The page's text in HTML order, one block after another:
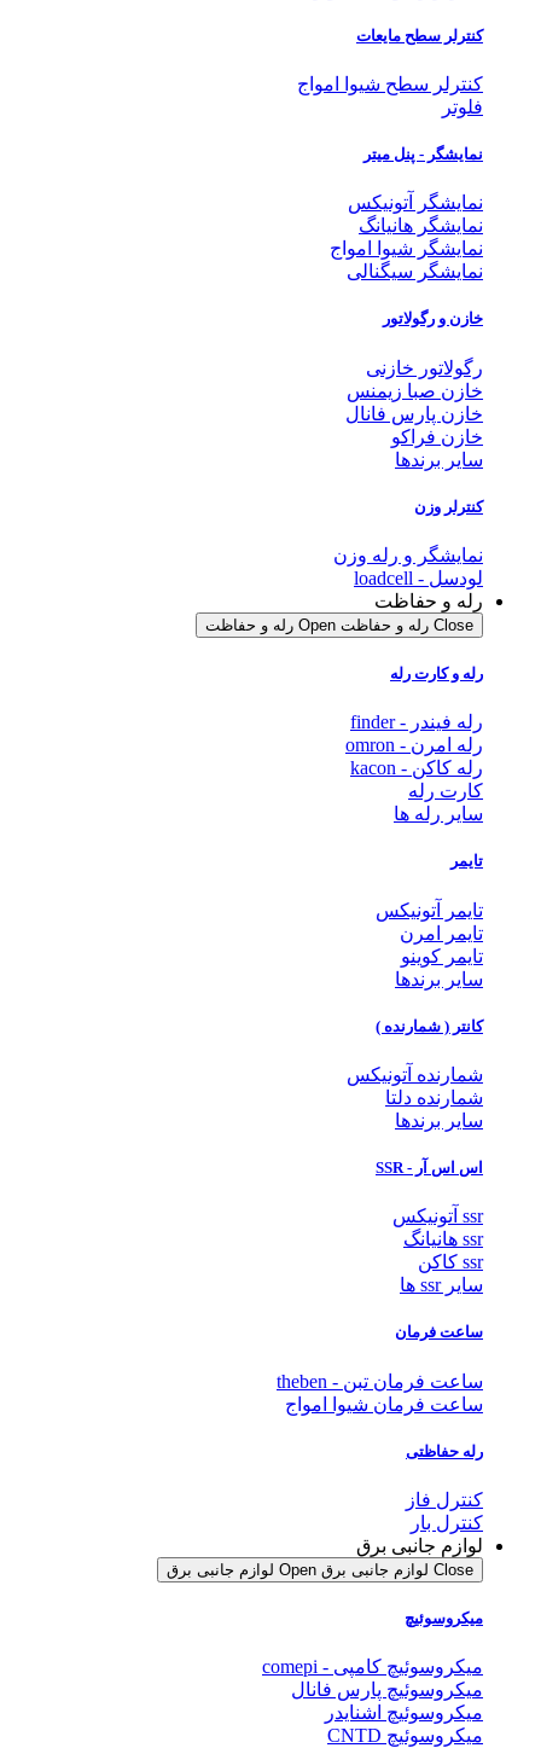
کنترلر سطح مایعات
کنترلر سطح شیوا امواج
فلوتر
نمایشگر - پنل میتر
نمایشگر آتونیکس
نمایشگر هانیانگ
نمایشگر شیوا امواج
نمایشگر سیگنالی
خازن و رگولاتور
رگولاتور خازنی
خازن صبا زیمنس
خازن پارس فانال
خازن فراکو
سایر برندها
کنترلر وزن
نمایشگر و رله وزن
لودسل - loadcell
رله و حفاظت
Close رله و حفاظت Open رله و حفاظت
رله و کارت رله
رله فیندر - finder
رله امرن - omron
رله کاکن - kacon
کارت رله
سایر رله ها
تایمر
تایمر آتونیکس
تایمر امرن
تایمر کوینو
سایر برندها
کانتر ( شمارنده )
شمارنده آتونیکس
شمارنده دلتا
سایر برندها
اس اس آر - SSR
ssr آتونیکس
ssr هانیانگ
ssr کاکن
سایر ssr ها
ساعت فرمان
ساعت فرمان تبن - theben
ساعت فرمان شیوا امواج
رله حفاظتی
کنترل فاز
کنترل بار
لوازم جانبی برق
Close لوازم جانبی برق Open لوازم جانبی برق
میکروسوئیچ
میکروسوئیچ کامپی - comepi
میکروسوئیچ پارس فانال
میکروسوئیچ اشنایدر
میکروسوئیچ CNTD